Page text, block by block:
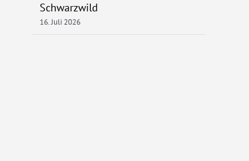
Schwarzwild
16. Juli 2026